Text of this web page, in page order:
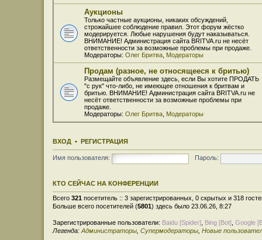
Аукционы
Только частные аукционы, никаких обсуждений,
строжайшее соблюдение правил. Этот форум жёстко
модерируется. Любые нарушения будут наказываться.
ВНИМАНИЕ! Администрация сайта BRITVA.ru не несёт
ответственности за возможные проблемы при продаже.
Модераторы: Олег Бритва Модераторы
Продам (разное, не относящееся к бритью)
Размещайте объявление здесь, если Вы хотите ПРОДАТЬ
"с рук" что-либо, не имеющее отношения к бритвам и
бритью. ВНИМАНИЕ! Администрация сайта BRITVA.ru не
несёт ответственности за возможные проблемы при
продаже.
Модераторы: Олег Бритва Модераторы
ВХОД • РЕГИСТРАЦИЯ
Имя пользователя: Пароль:
КТО СЕЙЧАС НА КОНФЕРЕНЦИИ
Всего 321 посетитель :: 3 зарегистрированных, 0 скрытых и 318
Больше всего посетителей (5801) здесь было 23.06.26, 8:27
Зарегистрированные пользователи: Baidu [Spider] Bing [Bot] Google
Легенда: Администраторы Супермодераторы Новые